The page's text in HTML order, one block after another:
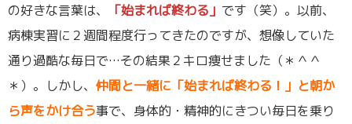
の好きな言葉は、
「始まれば終わる」 です（笑）。以前、
病棟実習に２週間程度行ってきたのですが、想像していた
通り過酷な毎日で…その結果２キロ痩せました（＊＾＾
＊）。しかし、 仲間と一緒に「始まれば終わる！」と朝か
ら声をかけ合う事で、身体的・精神的にきつい毎日を乗り